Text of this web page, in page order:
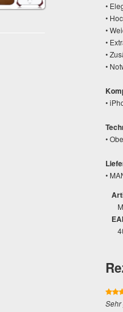
•
•
•
•
•
•
•
•
•
Sehr